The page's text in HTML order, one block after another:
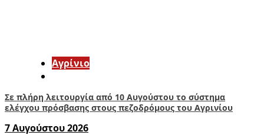
Aγρίνιο
Σε πλήρη λειτουργία από 10 Αυγούστου το σύστημα
ελέγχου πρόσβασης στους πεζοδρόμους του Αγρινίου
7 Αυγούστου 2026